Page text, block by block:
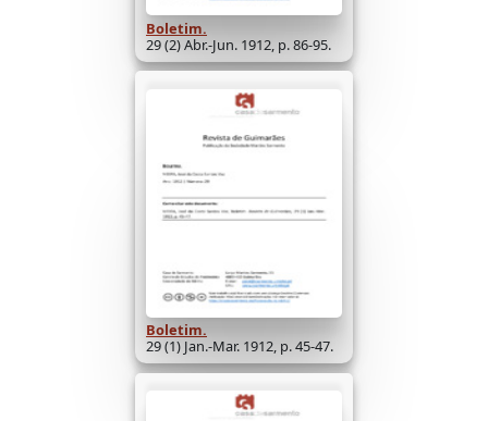
Boletim.
29 (2) Abr.-Jun. 1912, p. 86-95.
Boletim.
29 (1) Jan.-Mar. 1912, p. 45-47.